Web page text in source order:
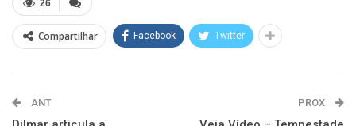
janela) janela)
26
Compartilhar Facebook Twitter
ANT PROX